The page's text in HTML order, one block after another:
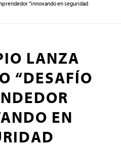
“innovando en seguridad
LANZA
“DESAFÍO
EN